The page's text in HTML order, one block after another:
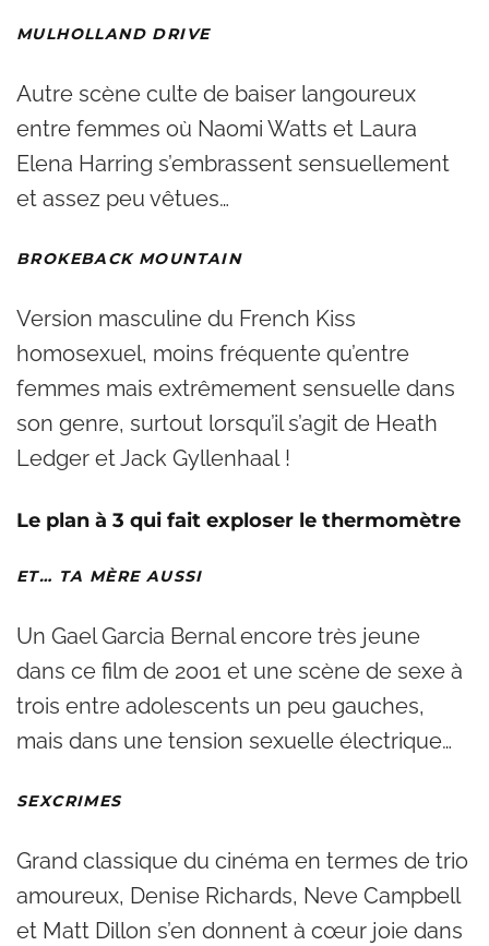
MULHOLLAND DRIVE
Autre scène culte de baiser langoureux
entre femmes où Naomi Watts et Laura
Elena Harring s’embrassent sensuellement
et assez peu vêtues…
BROKEBACK MOUNTAIN
Version masculine du French Kiss
homosexuel, moins fréquente qu’entre
femmes mais extrêmement sensuelle dans
son genre, surtout lorsqu’il s’agit de Heath
Ledger et Jack Gyllenhaal !
Le plan à 3 qui fait exploser le thermomètre
ET… TA MÈRE AUSSI
Un Gael Garcia Bernal encore très jeune
dans ce film de 2001 et une scène de sexe à
trois entre adolescents un peu gauches,
mais dans une tension sexuelle électrique…
SEXCRIMES
Grand classique du cinéma en termes de trio
amoureux, Denise Richards, Neve Campbell
et Matt Dillon s’en donnent à cœur joie dans